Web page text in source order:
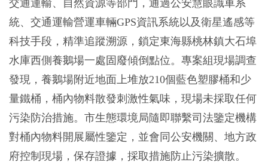
交通運輸、自然資源等部門，通過公安慧眼識車系
統、交通運輸營運車輛GPS資訊系統以及衛星遙感等
科技手段，精準追蹤溯源，鎖定東海縣桃林鎮大石埠
水庫西側養鵝場一處固廢傾倒點位。專案組現場調查
發現，養鵝場附近地面上堆放210個藍色塑膠桶和少
量鐵桶，桶內物料散發刺激性氣味，現場未採取任何
污染防治措施。市生態環境局隨即聯繫司法鑒定機構
對桶內物料開展屬性鑒定，並會同公安機關、地方政
府控制現場，保存證據，採取措施防止污染擴散。